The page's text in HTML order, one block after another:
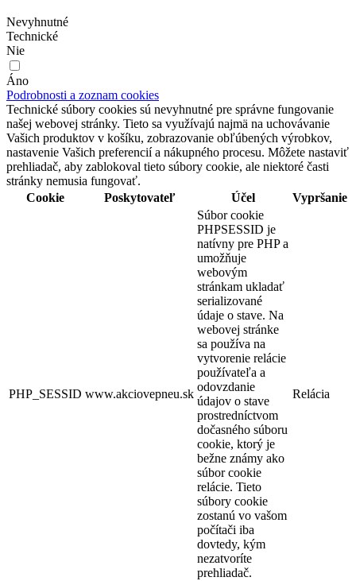
Nevyhnutné
Technické
Nie
Áno
Podrobnosti a zoznam cookies
Technické súbory cookies sú nevyhnutné pre správne fungovanie
našej webovej stránky. Tieto sa využívajú najmä na uchovávanie
Vašich produktov v košíku, zobrazovanie obľúbených výrobkov,
nastavenie Vašich preferencií a nákupného procesu. Môžete nastaviť
prehliadač, aby zablokoval tieto súbory cookie, ale niektoré časti
stránky nemusia fungovať.
Cookie
Poskytovateľ Účel Vypršanie
PHP_SESSID www.akciovepneu.sk
Súbor cookie
PHPSESSID je
natívny pre PHP a
umožňuje
webovým
stránkam ukladať
serializované
údaje o stave. Na
webovej stránke
sa používa na
vytvorenie relácie
používateľa a
odovzdanie
údajov o stave
prostredníctvom
dočasného súboru
cookie, ktorý je
bežne známy ako
súbor cookie
relácie. Tieto
súbory cookie
zostanú vo vašom
počítači iba
dovtedy, kým
nezatvoríte
prehliadač.
Relácia